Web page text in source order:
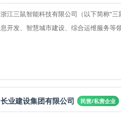
浙江三鼠智能科技有限公司（以下简称“
息开发、智慧城市建设、综合运维服务等
长业建设集团有限公司 民营/私营企业